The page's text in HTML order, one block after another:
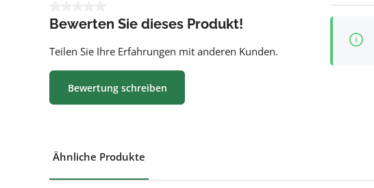
Bewerten Sie dieses Produkt!
Teilen Sie Ihre Erfahrungen mit anderen Kunden.
Bewertung schreiben
Ähnliche Produkte